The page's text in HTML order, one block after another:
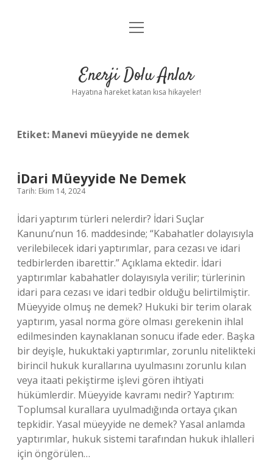
Anasayfa
Yasal Uyarı
menüyü
Enerji Dolu Anlar
Hayatına hareket katan kısa hikayeler!
Etiket: Manevi müeyyide ne demek
İDari Müeyyide Ne Demek
Tarih: Ekim 14, 2024
İdari yaptırım türleri nelerdir? İdari Suçlar
Kanunu’nun 16. maddesinde; “Kabahatler dolayısıyla
verilebilecek idari yaptırımlar, para cezası ve idari
tedbirlerden ibarettir.” Açıklama ektedir. İdari
yaptırımlar kabahatler dolayısıyla verilir; türlerinin
idari para cezası ve idari tedbir olduğu belirtilmiştir.
Müeyyide olmuş ne demek? Hukuki bir terim olarak
yaptırım, yasal norma göre olması gerekenin ihlal
edilmesinden kaynaklanan sonucu ifade eder. Başka
bir deyişle, hukuktaki yaptırımlar, zorunlu nitelikteki
birincil hukuk kurallarına uyulmasını zorunlu kılan
veya itaati pekiştirme işlevi gören ihtiyati
hükümlerdir. Müeyyide kavramı nedir? Yaptırım:
Toplumsal kurallara uyulmadığında ortaya çıkan
tepkidir. Yasal müeyyide ne demek? Yasal anlamda
yaptırımlar, hukuk sistemi tarafından hukuk ihlalleri
için öngörülen…